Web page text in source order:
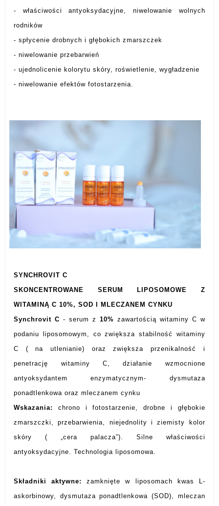
- właściwości antyoksydacyjne, niwelowanie wolnych
rodników
- spłycenie drobnych i głębokich zmarszczek
- niwelowanie przebarwień
- ujednolicenie kolorytu skóry, roświetlenie, wygładzenie
- niwelowanie efektów fotostarzenia.
SYNCHROVIT C
SKONCENTROWANE SERUM LIPOSOMOWE Z
WITAMINĄ C 10%, SOD I MLECZANEM CYNKU
Synchrovit C- serum z 10% zawartością witaminy C w
podaniu liposomowym, co zwiększa stabilność witaminy
C ( na utlenianie) oraz zwiększa przenikalność i
penetrację witaminy C, działanie wzmocnione
antyoksydantem enzymatycznym- dysmutaza
ponadtlenkowa oraz mleczanem cynku
Wskazania: chrono i fotostarzenie, drobne i głębokie
zmarszczki, przebarwienia, niejednolity i ziemisty kolor
skóry ( „cera palacza”). Silne właściwości
antyoksydacyjne. Technologia liposomowa.
Składniki aktywne:zamknięte w liposomach kwas L-
askorbinowy, dysmutaza ponadtlenkowa (SOD), mleczan